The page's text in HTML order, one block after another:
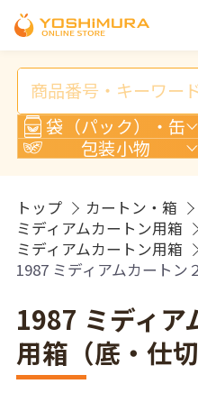
商
検
索
袋（パック）・缶
包装小物
トップ
カートン・箱
ミディアムカートン用箱
ミディアムカートン用箱
1987 ミディアムカートン
1987 ミディア
用箱（底・仕